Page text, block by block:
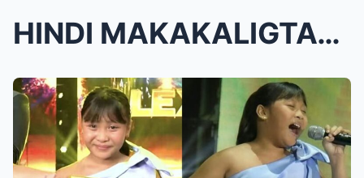
HINDI MAKAKALIGTAS! Ang Nakakabagbag-damdaming Kuw...